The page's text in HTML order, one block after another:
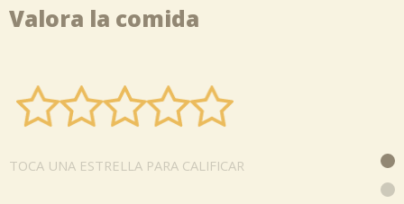
Valora la comida
TOCA UNA ESTRELLA PARA CALIFICAR